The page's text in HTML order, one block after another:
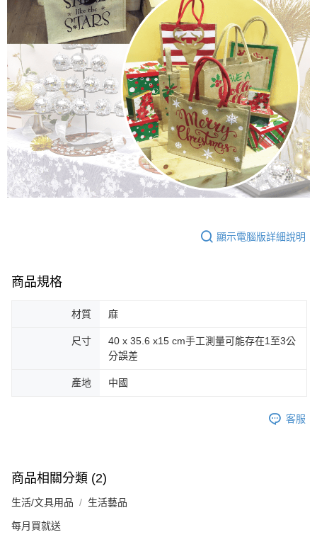
２．關於個人資料處理事宜，請瀏覽以下網址：
https://aftee.tw/terms/#terms3
３．未成年的使用者請事先徵得法定代理人或監護人之同意方可使用
「AFTEE先享後付」，若未經同意申辦者引起之損失，本公司不負相關責
任。
４．使用「AFTEE先享後付」時，將依據個別帳號之用戶狀況，依本公司即
時審查核予不同之上限額度；若仍有額度不足之情形，本公司將視審查結果
請求用戶進行身份認證。
５．嚴禁一人註冊多個帳號或使用他人資訊註冊。若發現惡意使用之情形，
恩沛科技股份有限公司將有權停止該用戶之使用額度並採取法律行動。
顯示電腦版詳細說明
商品規格
材質 麻
尺寸
40 x 35.6 x15 cm手工測量可能存在1至3公
分誤差
產地 中國
客服
商品相關分類 (2)
生活/文具用品 生活藝品
每月買就送